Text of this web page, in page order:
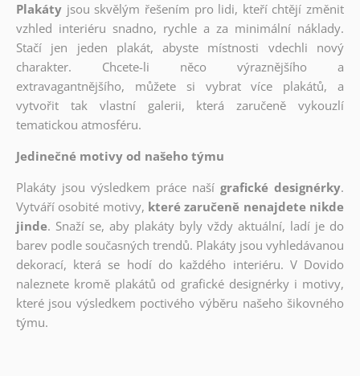
Plakáty jsou skvělým řešením pro lidi, kteří chtějí změnit
vzhled interiéru snadno, rychle a za minimální náklady.
Stačí jen jeden plakát, abyste místnosti vdechli nový
charakter. Chcete-li něco výraznějšího a
extravagantnějšího, můžete si vybrat více plakátů, a
vytvořit tak vlastní galerii, která zaručeně vykouzlí
tematickou atmosféru.
Jedinečné motivy od našeho týmu
Plakáty jsou výsledkem práce naší grafické designérky.
Vytváří osobité motivy, které zaručeně nenajdete nikde
jinde. Snaží se, aby plakáty byly vždy aktuální, ladí je do
barev podle současných trendů. Plakáty jsou vyhledávanou
dekorací, která se hodí do každého interiéru. V Dovido
naleznete kromě plakátů od grafické designérky i motivy,
které jsou výsledkem poctivého výběru našeho šikovného
týmu.